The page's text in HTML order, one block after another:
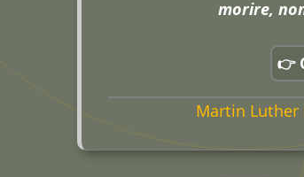
morire,
👉
Martin Luther